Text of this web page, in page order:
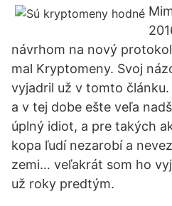
návrhom na nový
mal Kryptomeny. Svoj
vyjadril už v tomto
a v tej dobe ešte veľa
úplný idiot, a pre takých
kopa ľudí nezarobí a
zemi… veľakrát som ho
už roky predtým.